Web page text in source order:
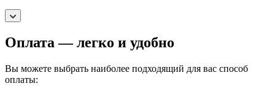
Оплата — легко и удобно
Вы можете выбрать наиболее подходящий для вас способ
оплаты: